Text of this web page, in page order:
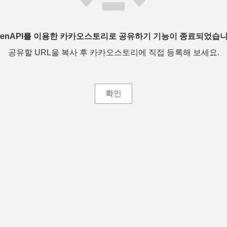
를 이용한 카카오스토리로 공유하기 기능이 종료되었습
공유할 URL을 복사 후 카카오스토리에 직접 등록해 보세요.
확인